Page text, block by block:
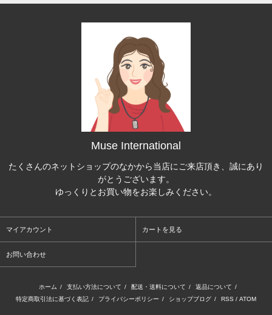
Muse International
たくさんのネットショップのなかから当店にご来店頂き、誠にあり
がとうございます。
ゆっくりとお買い物をお楽しみください。
マイアカウント カートを見る
お問い合わせ
ホーム / 支払い方法について / 配送・送料について / 返品について /
特定商取引法に基づく表記 / プライバシーポリシー / ショップブログ / RSS / ATOM